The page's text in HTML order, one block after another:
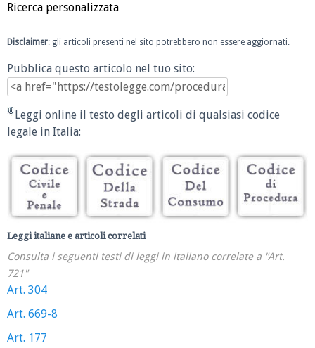
Ricerca personalizzata
Disclaimer: gli articoli presenti nel sito potrebbero non essere aggiornati.
Pubblica questo articolo nel tuo sito:
Leggi online il testo degli articoli di qualsiasi codice
legale in Italia:
Leggi italiane e articoli correlati
Consulta i seguenti testi di leggi in italiano correlate a "Art.
721"
Art. 304
Art. 669-8
Art. 177